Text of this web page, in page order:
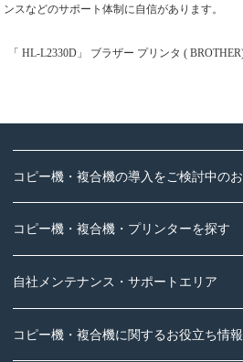
ンスなどのサポート体制に自信があります。
「 HL-L2330D」 ブラザー プリンタ (
コピー機・複合機の導入をご検討中の
コピー機・複合機・プリンターを探す
自社メンテナンス・サポートエリア
コピー機・複合機に関するお役立ち情報